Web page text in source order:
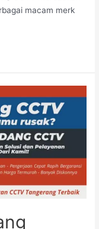
macam merk